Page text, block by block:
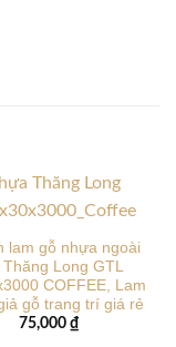
lam gỗ nhựa ngoài
Long GTL
COFFEE, Lam
gỗ trang trí giá rẻ
75,000 ₫